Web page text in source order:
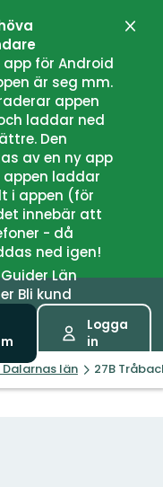
för Android
är seg mm.
appen
laddar ned
Den
av en ny app
appen laddar
i appen (för
innebär att
- då
ned igen!
GuiderLän
Bli kund
Logga
in
län 27B